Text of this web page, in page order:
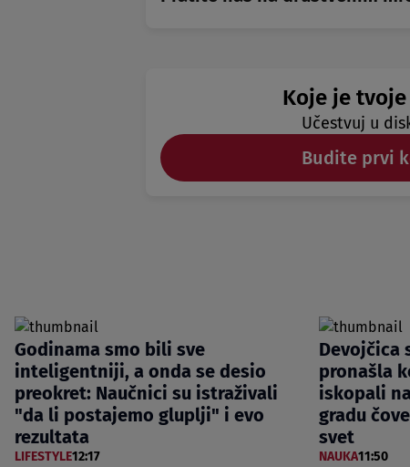
Koje je
Učestvuj u
Budite prvi
Godinama smo bili sve
inteligentniji, a onda se desio
preokret: Naučnici su istraživali
"da li postajemo gluplji" i evo
rezultata
LIFESTYLE12:17
Devojčica
pronašla
iskopali
gradu
svet
NAUKA11:50